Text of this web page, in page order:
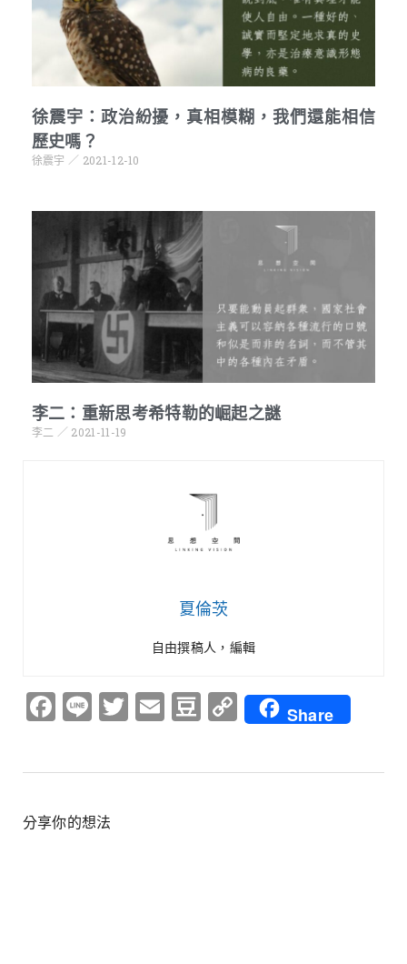
徐震宇：政治紛擾，真相模糊，我們還能相信
歷史嗎？
徐震宇 2021-12-10
李二：重新思考希特勒的崛起之謎
李二 2021-11-19
夏倫茨
自由撰稿人，編輯
Facebook
LineTwitter
EmailDouban
Copy
Link
Share
分享你的想法